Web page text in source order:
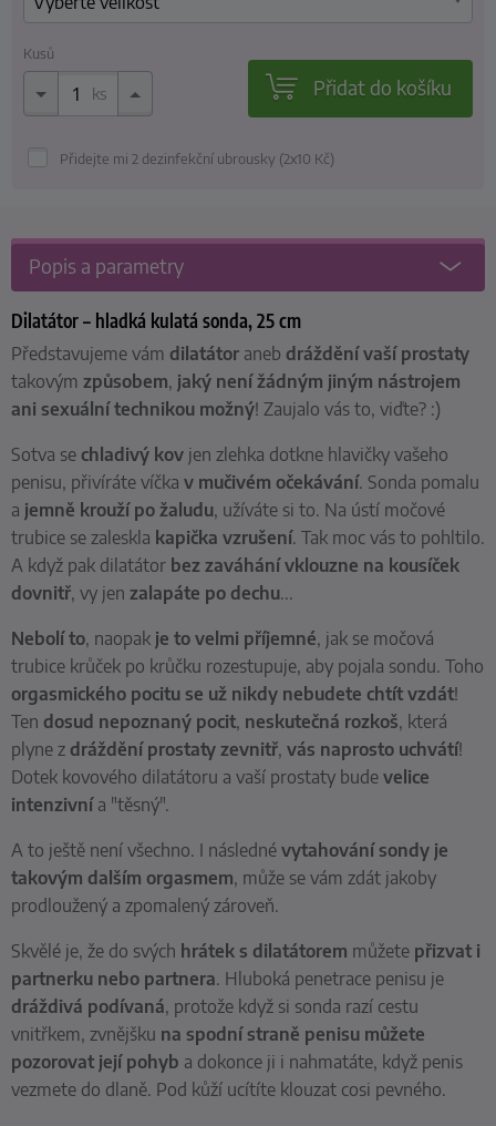
Kusů
ks Přidat do košíku
Přidejte mi 2 dezinfekční ubrousky (2x10 Kč)
Popis a parametry
Dilatátor – hladká kulatá sonda, 25 cm
Představujeme vám dilatátor aneb dráždění vaší prostaty
takovým způsobem, jaký není žádným jiným nástrojem
ani sexuální technikou možný! Zaujalo vás to, viďte? :)
Sotva se chladivý kov jen zlehka dotkne hlavičky vašeho
penisu, přivíráte víčka v mučivém očekávání. Sonda pomalu
a jemně krouží po žaludu, užíváte si to. Na ústí močové
trubice se zaleskla kapička vzrušení. Tak moc vás to pohltilo.
A když pak dilatátor bez zaváhání vklouzne na kousíček
dovnitř, vy jen zalapáte po dechu...
Nebolí to, naopak je to velmi příjemné, jak se močová
trubice krůček po krůčku rozestupuje, aby pojala sondu. Toho
orgasmického pocitu se už nikdy nebudete chtít vzdát!
Ten dosud nepoznaný pocit, neskutečná rozkoš, která
plyne z dráždění prostaty zevnitř, vás naprosto uchvátí!
Dotek kovového dilatátoru a vaší prostaty bude velice
intenzivnía "těsný".
A to ještě není všechno. I následné vytahování sondy je
takovým dalším orgasmem, může se vám zdát jakoby
prodloužený a zpomalený zároveň.
Skvělé je, že do svých hrátek s dilatátorem můžete přizvat i
partnerku nebo partnera. Hluboká penetrace penisu je
dráždivá podívaná, protože když si sonda razí cestu
vnitřkem, zvnějšku na spodní straně penisu můžete
pozorovat její pohyb a dokonce ji i nahmatáte, když penis
vezmete do dlaně. Pod kůží ucítíte klouzat cosi pevného.